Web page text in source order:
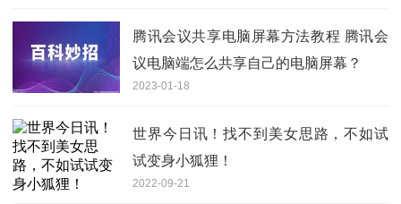
腾讯会议共享电脑屏幕方法教程 腾讯会
议电脑端怎么共享自己的电脑屏幕？
2023-01-18
世界今日讯！找不到美女思路，不如试
试变身小狐狸！
2022-09-21